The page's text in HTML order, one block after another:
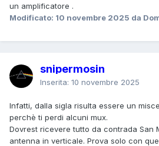
un amplificatore .
Modificato: 10 novembre 2025 da
snipermosin
Inserita: 10 novembre 2025
Infatti, dalla sigla risulta essere un
perchè ti perdi alcuni mux.
Dovrest ricevere tutto da contrada San
antenna in verticale. Prova solo con